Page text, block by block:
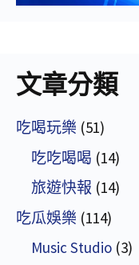
文章分類
吃喝玩樂 (51)
吃吃喝喝 (14)
旅遊快報 (14)
吃瓜娛樂 (114)
Music Studio (3)